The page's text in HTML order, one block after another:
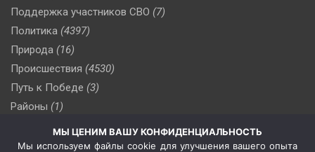
Поддержка участников СВО (7)
Политика (4397)
Природа (16)
Происшествия (4530)
Путь к Победе (3)
Районы (1)
(510)
Сельское хозяйство (3)
МЫ ЦЕНИМ ВАШУ КОНФИДЕНЦИАЛЬНОСТЬ
Мы используем файлы cookie для улучшения вашего опыта